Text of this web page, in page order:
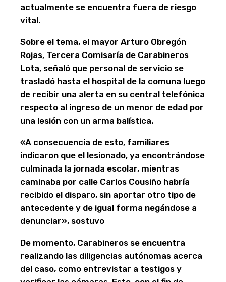
actualmente se encuentra fuera de riesgo
vital.
Sobre el tema, el mayor Arturo Obregón
Rojas, Tercera Comisaría de Carabineros
Lota, señaló que personal de servicio se
trasladó hasta el hospital de la comuna luego
de recibir una alerta en su central telefónica
respecto al ingreso de un menor de edad por
una lesión con un arma balística.
«A consecuencia de esto, familiares
indicaron que el lesionado, ya encontrándose
culminada la jornada escolar, mientras
caminaba por calle Carlos Cousiño habría
recibido el disparo, sin aportar otro tipo de
antecedente y de igual forma negándose a
denunciar», sostuvo
De momento, Carabineros se encuentra
realizando las diligencias autónomas acerca
del caso, como entrevistar a testigos y